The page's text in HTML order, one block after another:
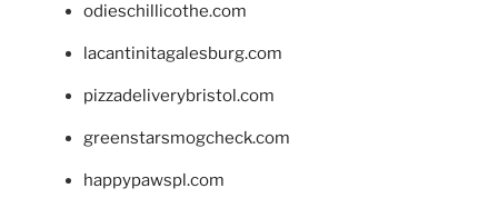
odieschillicothe.com
lacantinitagalesburg.com
pizzadeliverybristol.com
greenstarsmogcheck.com
happypawspl.com